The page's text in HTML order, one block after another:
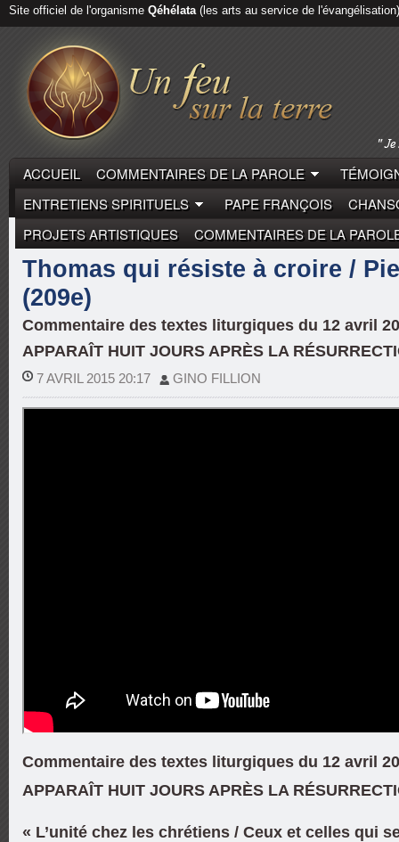
Site officiel de l'organisme Qéhélata(les arts au service de l'évangélisation)
ACCUEIL COMMENTAIRES DE LA PAROLE
ENTRETIENS SPIRITUELS
PAPE FRANÇOIS
PROJETS ARTISTIQUES
COMMENTAIRES DE LA
COMMENTAIRES DE LA PAROLE PIERRE
Thomas qui résiste à croire /
(209e)
Commentaire des textes liturgiques du 12 avril
APPARAÎT HUIT JOURS APRÈS LA
7 AVRIL 2015 20:17 GINO FILLION
Commentaire des textes liturgiques du 12 avril
APPARAÎT HUIT JOURS APRÈS LA
« L’unité chez les chrétiens / Ceux et celles qui